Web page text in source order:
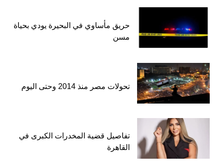
حريق مأساوي في البحيرة يودي بحياة
مسن
تحولات مصر منذ 2014 وحتى اليوم
تفاصيل قضية المخدرات الكبرى في
القاهرة